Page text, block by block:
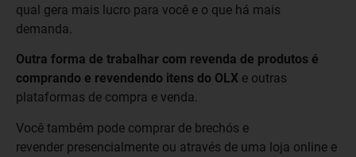
qual gera mais lucro para você e o que há mais
demanda.
Outra forma de trabalhar com revenda de produtos é
comprando e revendendo itens do OLX e outras
plataformas de compra e venda.
Você também pode comprar de brechós e
revender presencialmente ou através de uma loja online e